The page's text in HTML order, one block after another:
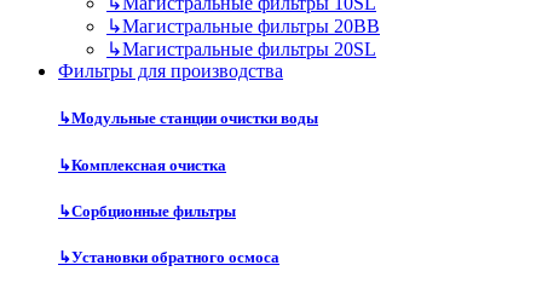
↳Магистральные фильтры 20BB
↳Магистральные фильтры 20SL
Фильтры для производства
↳Модульные станции очистки воды
↳Комплексная очистка
↳Сорбционные фильтры
↳Установки обратного осмоса